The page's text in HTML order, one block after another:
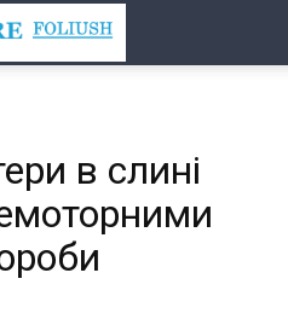
в слині